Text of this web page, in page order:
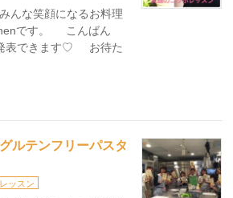
んな笑顔になるお料理
です。 こんばん
表できます♡ お待た
ルテンフリーパスタ
ッスン